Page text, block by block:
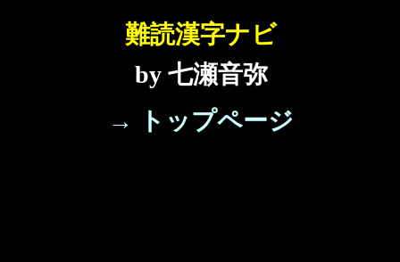
難読漢字ナビ
by 七瀬音弥
→ トップページ